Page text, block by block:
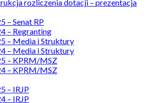
rozliczenia dotacji – prezentacja
– Senat RP
– Regranting
– Media i Struktury
– Media i Struktury
– KPRM/MSZ
– KPRM/MSZ
– IRJP
– IRJP